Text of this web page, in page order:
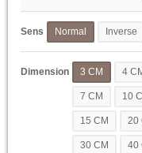
Sens Normal Inverse
Dimension 3 CM 4
7 CM 10
15 CM 20
30 CM 40